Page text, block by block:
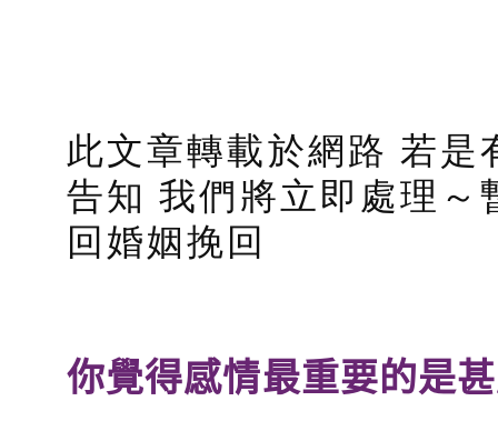
此文章轉載於網路 若
告知 我們將立即處理～
回婚姻挽回
你覺得感情最重要的是